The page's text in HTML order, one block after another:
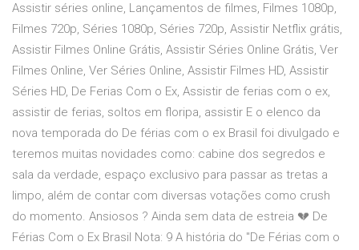
Assistir séries online, Lançamentos de filmes, Filmes 1080p,
Filmes 720p, Séries 1080p, Séries 720p, Assistir Netflix grátis,
Assistir Filmes Online Grátis, Assistir Séries Online Grátis, Ver
Filmes Online, Ver Séries Online, Assistir Filmes HD, Assistir
Séries HD, De Ferias Com o Ex, Assistir de ferias com o ex,
assistir de ferias, soltos em floripa, assistir E o elenco da
nova temporada do De férias com o ex Brasil foi divulgado e
teremos muitas novidades como: cabine dos segredos e
sala da verdade, espaço exclusivo para passar as tretas a
limpo, além de contar com diversas votações como crush
do momento. Ansiosos ? Ainda sem data de estreia 💔 De
Férias Com o Ex Brasil Nota: 9 A história do "De Férias com o